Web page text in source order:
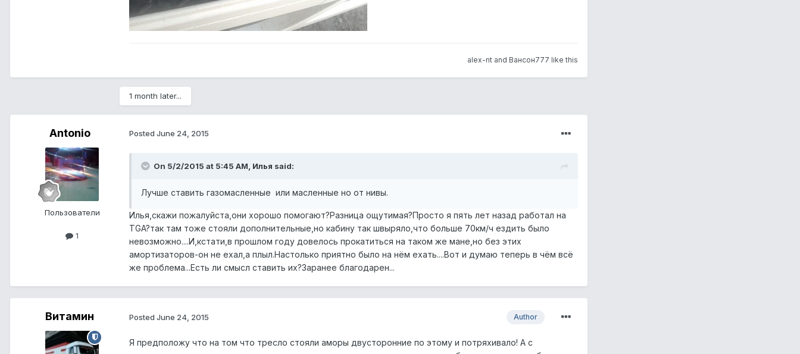
alex-nt and Вансон777 like this
1 month later...
Antonio
Пользователи
1
Posted June 24, 2015
On 5/2/2015 at 5:45 AM, Илья said:
Лучше ставить газомасленные или масленные но от нивы.
Илья,скажи пожалуйста,они хорошо помогают?Разница ощутимая?Просто я пять лет назад работал на
TGA?так там тоже стояли дополнительные,но кабину так швыряло,что больше 70км/ч ездить было
невозможно....И,кстати,в прошлом году довелось прокатиться на таком же мане,но без этих
амортизаторов-он не ехал,а плыл.Настолько приятно было на нём ехать....Вот и думаю теперь в чём всё
же проблема...Есть ли смысл ставить их?Заранее благодарен...
Витамин Author
Posted June 24, 2015
Я предположу что на том что тресло стояли аморы двусторонние по этому и потряхивало! А с